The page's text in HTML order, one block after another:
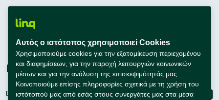
Συμβουλές Καριέρας
Εταιρείες
Εγγραφή
Connect with us
Αυτός ο ιστότοπος χρησιμοποιεί Cookies
Χρησιμοποιούμε cookies για την εξατομίκευση περιεχομένου
και διαφημίσεων, για την παροχή λειτουργιών κοινωνικών
μέσων και για την ανάλυση της επισκεψιμότητάς μας.
Κοινοποιούμε επίσης πληροφορίες σχετικά με τη χρήση του
ιστότοπού μας από εσάς στους συνεργάτες μας στα μέσα